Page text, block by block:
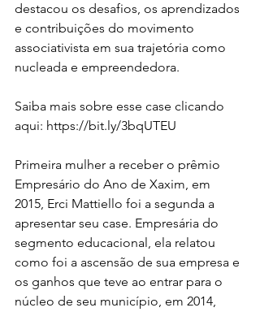
destacou os desafios, os aprendizados
e contribuições do movimento
associativista em sua trajetória como
nucleada e empreendedora.
Saiba mais sobre esse case clicando
aqui: https://bit.ly/3bqUTEU
Primeira mulher a receber o prêmio
Empresário do Ano de Xaxim, em
2015, Erci Mattiello foi a segunda a
apresentar seu case. Empresária do
segmento educacional, ela relatou
como foi a ascensão de sua empresa e
os ganhos que teve ao entrar para o
núcleo de seu município, em 2014,